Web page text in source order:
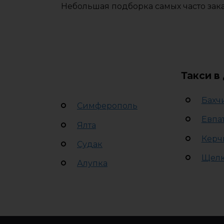
Небольшая подборка самых часто
Такси в
Симферополь
Ялта
Судак
Алупка